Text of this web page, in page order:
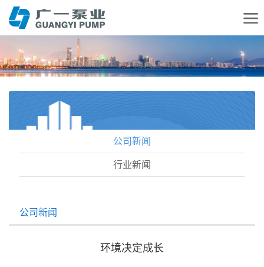
公司新闻
行业新闻
公司新闻
环境决定成长